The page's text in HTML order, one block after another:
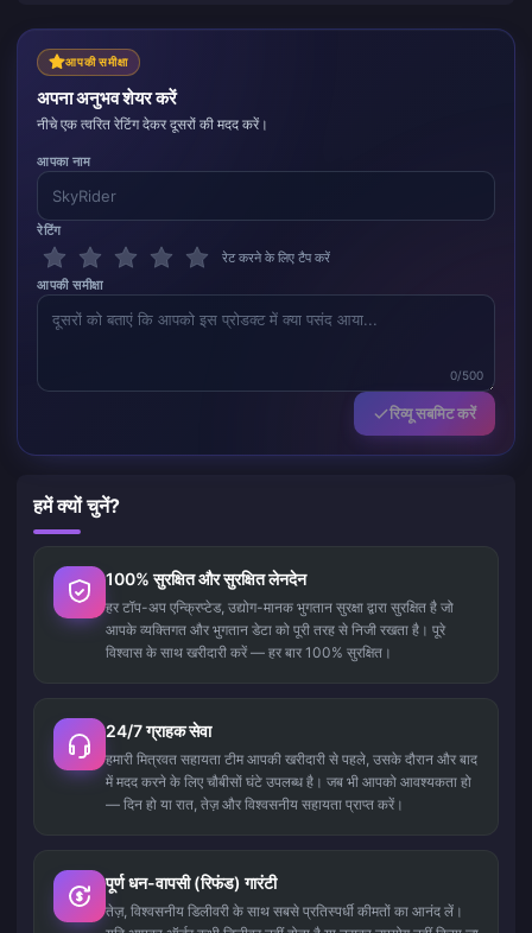
आपकी समीक्षा
अपना अनुभव शेयर करें
नीचे एक त्वरित रेटिंग देकर दूसरों की मदद करें।
आपका नाम
रेटिंग
रेट करने के लिए टैप करें
आपकी समीक्षा
0/500
रिव्यू सबमिट करें
हमें क्यों चुनें?
100% सुरक्षित और सुरक्षित लेनदेन
हर टॉप-अप एन्क्रिप्टेड, उद्योग-मानक भुगतान सुरक्षा द्वारा सुरक्षित है जो
आपके व्यक्तिगत और भुगतान डेटा को पूरी तरह से निजी रखता है। पूरे
विश्वास के साथ खरीदारी करें — हर बार 100% सुरक्षित।
24/7 ग्राहक सेवा
हमारी मित्रवत सहायता टीम आपकी खरीदारी से पहले, उसके दौरान और बाद
में मदद करने के लिए चौबीसों घंटे उपलब्ध है। जब भी आपको आवश्यकता हो
— दिन हो या रात, तेज़ और विश्वसनीय सहायता प्राप्त करें।
पूर्ण धन-वापसी (रिफंड) गारंटी
तेज़, विश्वसनीय डिलीवरी के साथ सबसे प्रतिस्पर्धी कीमतों का आनंद लें।